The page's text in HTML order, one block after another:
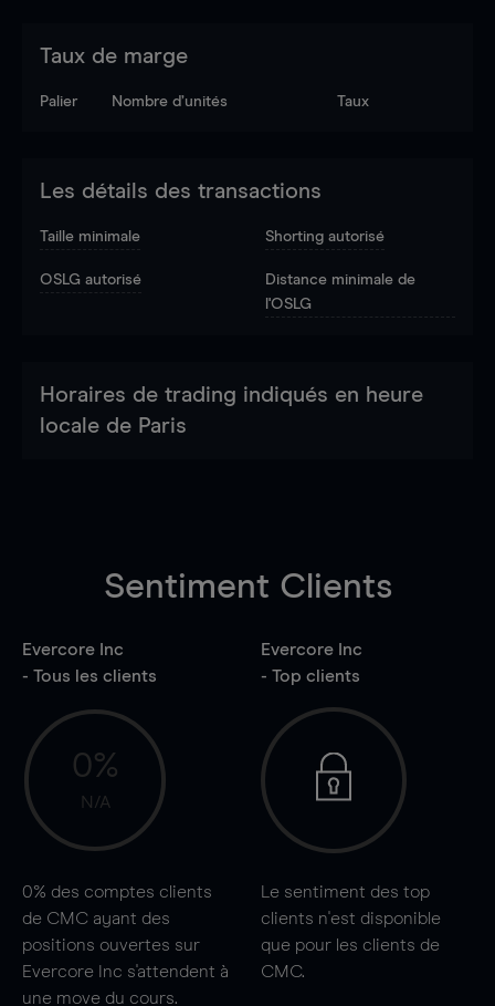
Taux de marge
Palier Nombre d’unités Taux
Les détails des transactions
Taille minimale Shorting autorisé
OSLG autorisé
Distance minimale de
l'OSLG
Horaires de trading indiqués en heure
locale de Paris
Sentiment Clients
Evercore Inc
- Tous les clients
0%
N/A
0% des comptes clients
de CMC ayant des
positions ouvertes sur
Evercore Inc s'attendent à
une move du cours.
Evercore Inc
- Top clients
Le sentiment des top
clients n'est disponible
que pour les clients de
CMC.